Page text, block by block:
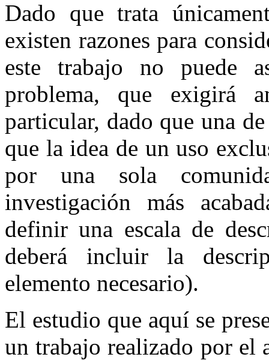
Dado que trata
existen razones para
este trabajo no puede
problema, que exigirá
particular, dado que una
que la idea de un uso
por una sola
investigación más
definir una escala de
deberá incluir la
elemento necesario).
El estudio que aquí se
un trabajo realizado por el